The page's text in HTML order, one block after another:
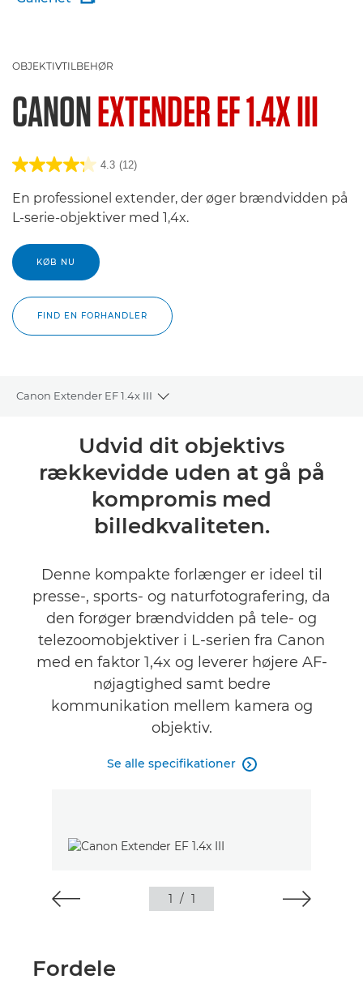
OBJEKTIVTILBEHØR
CANONEXTENDER EF 1.4X III
4.3 (12)
En professionel extender, der øger brændvidden på
L-serie-objektiver med 1,4x.
KØB NU
FIND EN FORHANDLER
Canon Extender EF 1.4x III
Toggle breadcrumbs
Specifikationer
Udvid dit objektivs
rækkevidde uden at gå på
kompromis med
billedkvaliteten.
Denne kompakte forlænger er ideel til
presse-, sports- og naturfotografering, da
den forøger brændvidden på tele- og
telezoomobjektiver i L-serien fra Canon
med en faktor 1,4x og leverer højere AF-
nøjagtighed samt bedre
kommunikation mellem kamera og
objektiv.
Se alle specifikationer 
1 / 1
Fordele